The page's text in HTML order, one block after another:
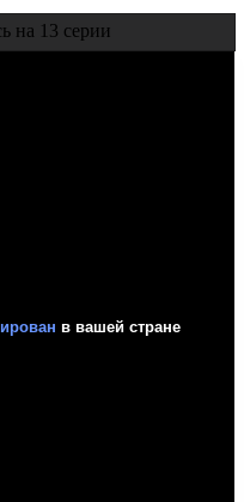
на 13 серии